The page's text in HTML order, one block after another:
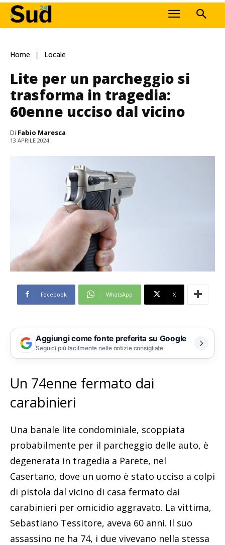
Home Locale
Lite per un parcheggio si
trasforma in tragedia:
60enne ucciso dal vicino
Di Fabio Maresca
13 APRILE 2024
Facebook WhatsApp X
Aggiungi come fonte preferita su Google
Seguici più facilmente nelle notizie consigliate
Un 74enne fermato dai
carabinieri
Una banale lite condominiale, scoppiata
probabilmente per il parcheggio delle auto, è
degenerata in tragedia a Parete, nel
Casertano, dove un uomo è stato ucciso a colpi
di pistola dal vicino di casa fermato dai
carabinieri per omicidio aggravato. La vittima,
Sebastiano Tessitore, aveva 60 anni. Il suo
assassino ne ha 74, i due vivevano nella stessa